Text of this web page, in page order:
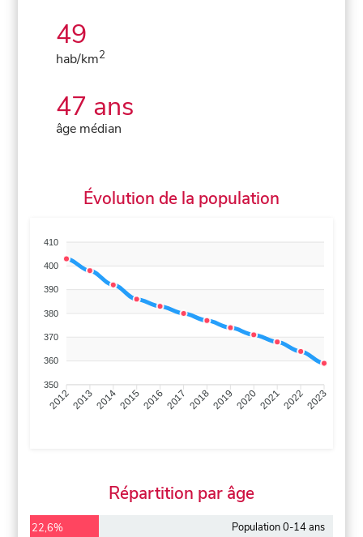
49
hab/km2
47 ans
âge médian
Évolution de la population
410
400
390
380
370
360
350
201220132014201520162017 20182019 2020202120222023
Répartition par âge
22,6% Population 0-14 ans